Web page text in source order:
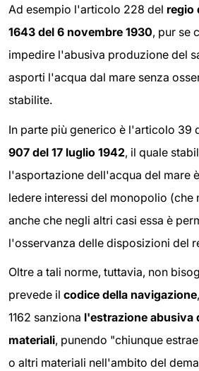
Ad esempio l'articolo 228 del regio
1643 del 6 novembre 1930, pur se
impedire l'abusiva produzione del
asporti l'acqua dal mare senza
stabilite.
In parte più generico è l'articolo 39
907 del 17 luglio 1942, il quale
l'asportazione dell'acqua del mare
ledere interessi del monopolio (che
anche che negli altri casi essa è
l'osservanza delle disposizioni del
Oltre a tali norme, tuttavia, non
prevede il codice della navigazione
1162 sanziona l'estrazione abusiva
materiali, punendo "chiunque
o altri materiali nell'ambito del